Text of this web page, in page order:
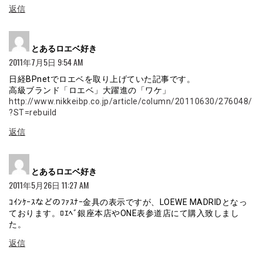
返信
とあるロエベ好き
2011年7月5日 9:54 AM
日経BPnetでロエベを取り上げていた記事です。
高級ブランド「ロエベ」大躍進の「ワケ」
http://www.nikkeibp.co.jp/article/column/20110630/276048/
?ST=rebuild
返信
とあるロエベ好き
2011年5月26日 11:27 AM
ｺｲﾝｹｰｽなどのﾌｧｽﾅｰ金具の表示ですが、LOEWE MADRIDとなっ
ております。ﾛｴﾍﾞ銀座本店やONE表参道店にて購入致しまし
た。
返信